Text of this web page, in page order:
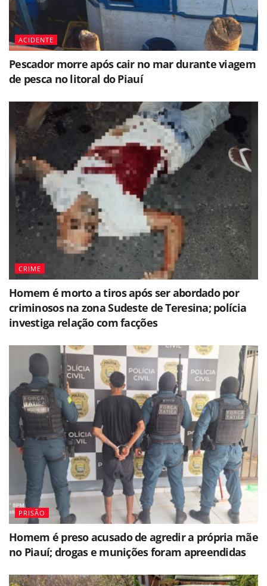
ACIDENTE
Pescador morre após cair no mar durante viagem
de pesca no litoral do Piauí
CRIME
Homem é morto a tiros após ser abordado por
criminosos na zona Sudeste de Teresina; polícia
investiga relação com facções
PRISÃO
Homem é preso acusado de agredir a própria mãe
no Piauí; drogas e munições foram apreendidas